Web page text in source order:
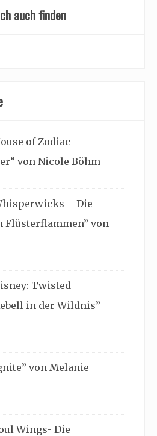
auch finden
of Zodiac-
von Nicole Böhm
– Die
Flüsterflammen” von
Twisted
in der Wildnis”
von Melanie
Wings- Die